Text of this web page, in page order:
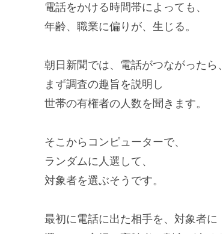
電話をかける時間帯によっても、
年齢、職業に偏り が、生じる。
朝日新聞では、電話がつながったら、
まず調査の趣旨を説明 し
世帯の有権者の人数を聞きます。
そこからコンピューターで、
ランダムに人選 して、
対象者を選ぶそうです。
最初に電話に出た相手を、対象者に